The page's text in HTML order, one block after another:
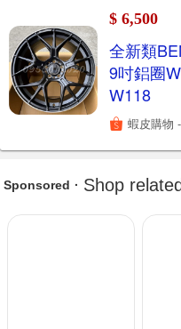
$ 6,500
全新類
9吋鋁圈
W118
蝦皮購物